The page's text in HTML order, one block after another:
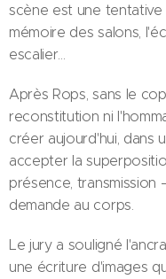
scène est une
mémoire des salons,
escalier…
Après Rops, sans le
reconstitution ni
créer aujourd'hui, dans
accepter la
présence,
demande au corps.
Le jury a souligné
une écriture d'images